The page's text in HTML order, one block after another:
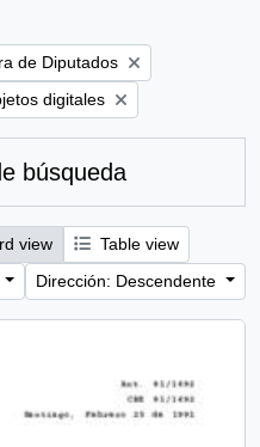
de Diputados
filter:digitales
búsqueda
view
Table view
Dirección: Descendente